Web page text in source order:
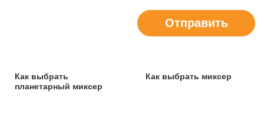
Отправить
Как выбрать
планетарный миксер
Как выбрать миксер